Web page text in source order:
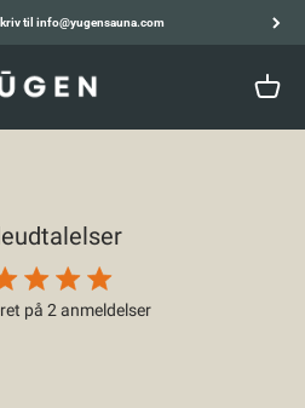
til info@yugensauna.com
Kurv
vurdering
på 2 anmeldelser